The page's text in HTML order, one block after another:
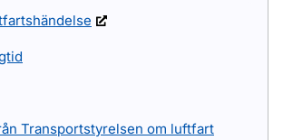
Transportstyrelsen om luftfart